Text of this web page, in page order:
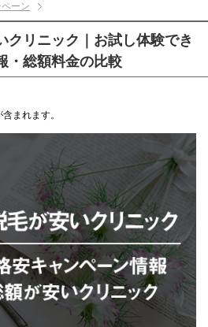
ーン
クリニック｜お試し体験でき
・総額料金の比較
まれます。